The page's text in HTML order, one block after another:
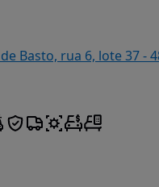
Basto, rua 6, lote 37 -